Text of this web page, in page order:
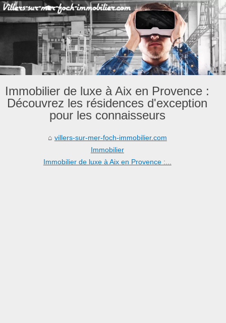
Immobilier de luxe à Aix en Provence :
Découvrez les résidences d'exception
pour les connaisseurs
villers-sur-mer-foch-immobilier.com
Immobilier
Immobilier de luxe à Aix en Provence :...